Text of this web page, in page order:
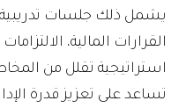
يشمل ذلك جلسات
القرارات المالية،
استراتيجية تقلل من
تساعد على تعزيز قدرة